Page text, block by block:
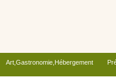
Art,Gastronomie,Hébergement